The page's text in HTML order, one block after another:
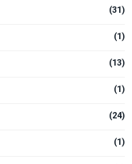
(31)
(1)
(13)
(1)
(24)
(1)